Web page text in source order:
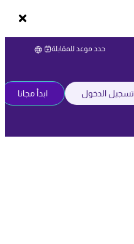
حدد موعد للمقابلة
تسجيل الدخول ابدأ مجانا